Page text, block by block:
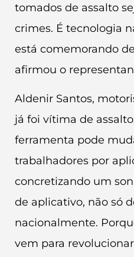
tomados de assalto
crimes. É tecnologia
está comemorando
afirmou o
Aldenir Santos,
já foi vítima de
ferramenta pode
trabalhadores por
concretizando um
de aplicativo, não só
nacionalmente.
vem para